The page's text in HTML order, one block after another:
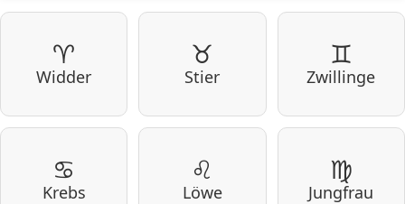
♈
Widder
♉
Stier
♊
Zwillinge
♋
Krebs
♌
Löwe
♍
Jungfrau